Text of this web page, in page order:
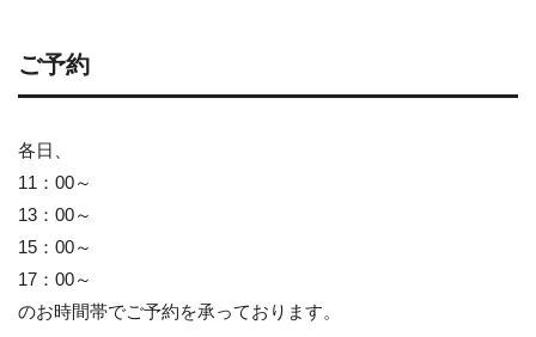
ご予約
各日、
11：00～
13：00～
15：00～
17：00～
のお時間帯でご予約を承っております。